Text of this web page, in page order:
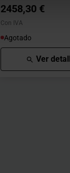
2458,30 €
Con IVA
Agotado
Ver